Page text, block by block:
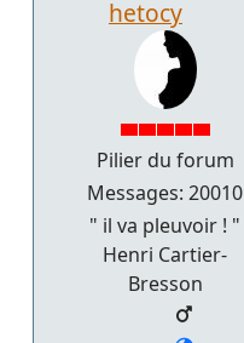
hetocy
Pilier du forum
Messages: 20010
" il va pleuvoir ! "
Henri Cartier-
Bresson